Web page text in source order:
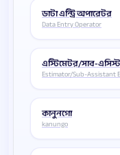
ডাটা এন্ট্রি অপারেটর
Data Entry Operator
এস্টিমেটর/সাব-
Estimator/Sub-Assistant
কানুনগো
kanungo